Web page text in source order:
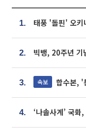
1.
2.
3. 속보 합수본, '통계
4.